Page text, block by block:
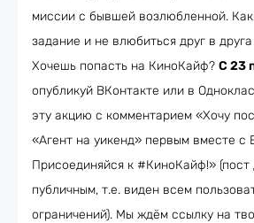
миссии с бывшей возлюбленной.
задание и не влюбиться друг в
Хочешь попасть на КиноКайф? С 23
опубликуй ВКонтакте или в
эту акцию с комментарием «Хочу
«Агент на уикенд» первым вместе с
Присоединяйся к #КиноКайф!»
публичным, т.е. виден всем
ограничений). Мы ждём ссылку на